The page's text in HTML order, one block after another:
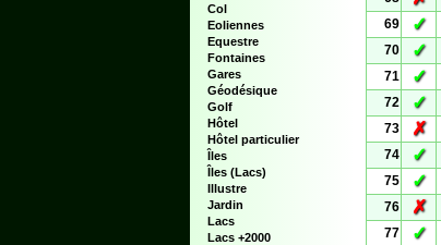
Col
Eoliennes
Equestre
Fontaines
Gares
Géodésique
Golf
Hôtel
Hôtel particulier
Îles
Îles (Lacs)
Illustre
Jardin
Lacs
Lacs +2000
69
✓
70
✓
71
✓
72
✓
73
✗
74
✓
75
✓
76
✗
77
✓